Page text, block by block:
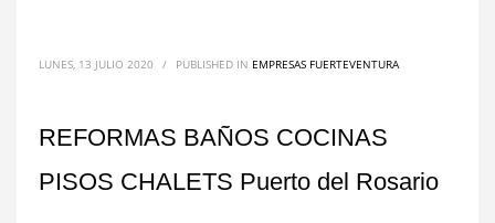
LUNES, 13 JULIO 2020 / PUBLISHED IN EMPRESAS FUERTEVENTURA
REFORMAS BAÑOS COCINAS
PISOS CHALETS Puerto del Rosario